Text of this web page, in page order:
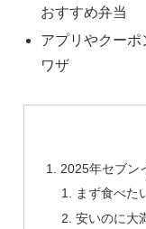
おすすめ弁当
アプリやクー
ワザ
2025年セブン
まず食べた
安いのに大